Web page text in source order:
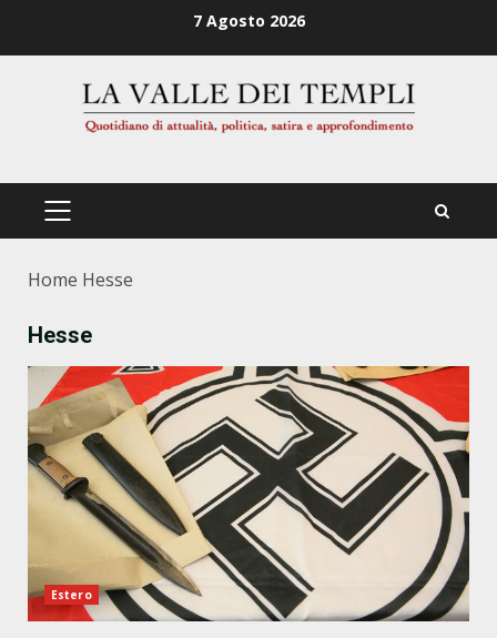
7 Agosto 2026
PRIMÄRES
Home Hesse
Hesse
Estero